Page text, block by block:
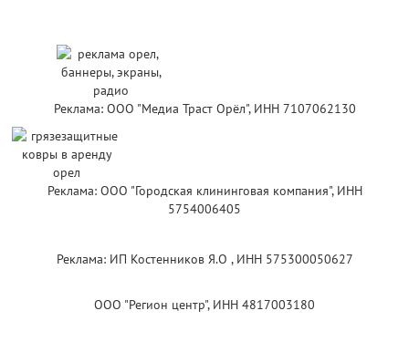
Реклама: ООО "Медиа Траст Орёл", ИНН 7107062130
Реклама: ООО "Городская клининговая компания", ИНН
5754006405
Реклама: ИП Костенников Я.О , ИНН 575300050627
ООО "Регион центр", ИНН 4817003180